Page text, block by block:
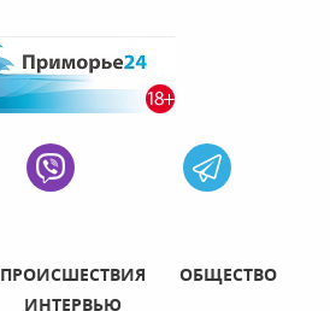
ПРОИСШЕСТВИЯ
ОБЩЕСТВО
ИНТЕРВЬЮ